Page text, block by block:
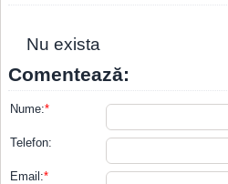
Nu exista
Comentează:
Nume:*
Telefon:
Email:*